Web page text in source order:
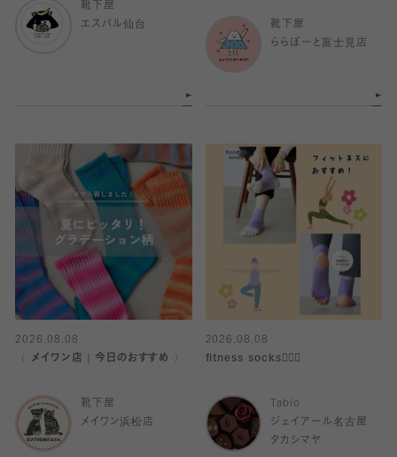
靴下屋
エスパル仙台
靴下屋
ららぽーと富士見店
2026.08.08
〈 メイワン店｜今日のおすすめ 〉
靴下屋
メイワン浜松店
2026.08.08
fitness socks🧘🏻‍♀️
Tabio
ジェイアール名古屋
タカシマヤ